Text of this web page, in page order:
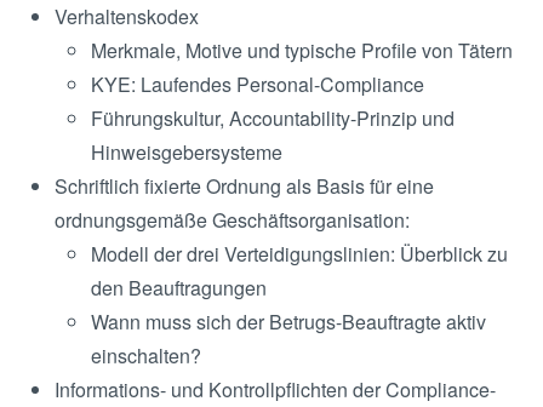
Verhaltenskodex
Merkmale, Motive und typische Profile von Tätern
KYE: Laufendes Personal-Compliance
Führungskultur, Accountability-Prinzip und
Hinweisgebersysteme
Schriftlich fixierte Ordnung als Basis für eine
ordnungsgemäße Geschäftsorganisation:
Modell der drei Verteidigungslinien: Überblick zu
den Beauftragungen
Wann muss sich der Betrugs-Beauftragte aktiv
einschalten?
Informations- und Kontrollpflichten der Compliance-